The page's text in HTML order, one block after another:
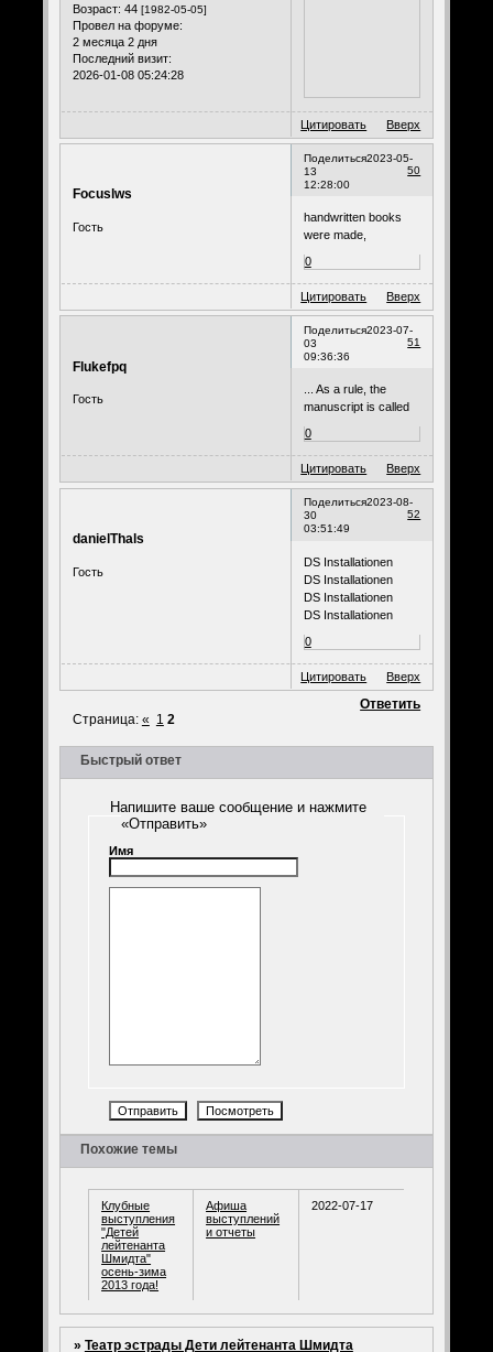
Возраст: 44 [1982-05-05]
Провел на форуме:
2 месяца 2 дня
Последний визит:
2026-01-08 05:24:28
Цитировать Вверх
Поделиться
50
2023-05-
13
12:28:00
Focuslws
Гость
handwritten books
were made,
0
Цитировать Вверх
Поделиться
51
2023-07-
03
09:36:36
Flukefpq
Гость
... As a rule, the
manuscript is called
0
Цитировать Вверх
Поделиться
52
2023-08-
30
03:51:49
danielThals
Гость
DS Installationen
DS Installationen
DS Installationen
DS Installationen
0
Цитировать Вверх
Ответить
Страница: « 1 2
Быстрый ответ
Напишите ваше сообщение и нажмите
«Отправить»
Имя
Похожие темы
Клубные
выступления
"Детей
лейтенанта
Шмидта"
осень-зима
2013 года!
Афиша
выступлений
и отчеты
2022-07-17
» Театр эстрады Дети лейтенанта Шмидта